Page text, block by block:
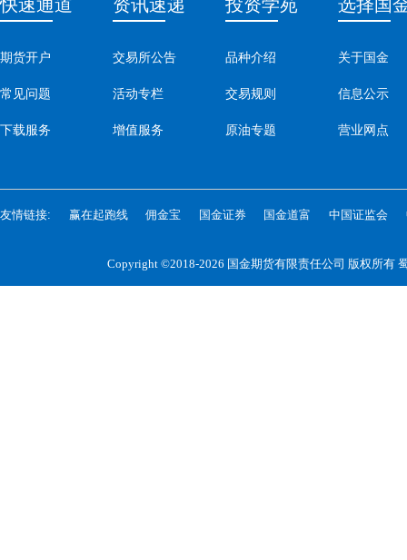
快速通道
期货开户
常见问题
下载服务
资讯速递
交易所公告
活动专栏
增值服务
投资学苑
品种介绍
交易规则
原油专题
选择国
关于国金
信息公示
营业网点
友情链接: 赢在起跑线 佣金宝 国金证券 国金道富 中国证监会
Copyright ©2018-2026 国金期货有限责任公司 版权所有